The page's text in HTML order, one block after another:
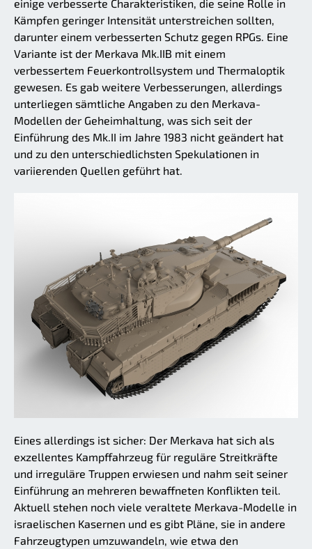
einige verbesserte Charakteristiken, die seine Rolle in
Kämpfen geringer Intensität unterstreichen sollten,
darunter einem verbesserten Schutz gegen RPGs. Eine
Variante ist der Merkava Mk.IIB mit einem
verbessertem Feuerkontrollsystem und Thermaloptik
gewesen. Es gab weitere Verbesserungen, allerdings
unterliegen sämtliche Angaben zu den Merkava-
Modellen der Geheimhaltung, was sich seit der
Einführung des Mk.II im Jahre 1983 nicht geändert hat
und zu den unterschiedlichsten Spekulationen in
variierenden Quellen geführt hat.
Eines allerdings ist sicher: Der Merkava hat sich als
exzellentes Kampffahrzeug für reguläre Streitkräfte
und irreguläre Truppen erwiesen und nahm seit seiner
Einführung an mehreren bewaffneten Konflikten teil.
Aktuell stehen noch viele veraltete Merkava-Modelle in
israelischen Kasernen und es gibt Pläne, sie in andere
Fahrzeugtypen umzuwandeln, wie etwa den